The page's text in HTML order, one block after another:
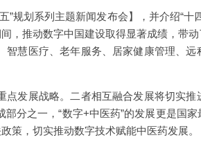
”规划系列主题新闻发布会】，并介绍“
，推动数字中国建设取得显著成绩，带
智慧医疗、老年服务、居家健康管理、
点发展战略。二者相互融合发展将切实
分之一，“数字+中医药”的发展更是国
策，切实推动数字技术赋能中医药发展。